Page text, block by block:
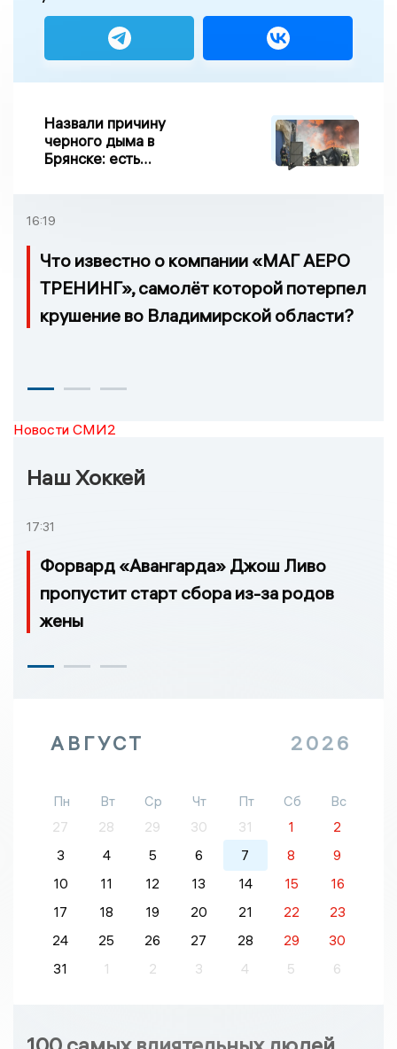
Назвали причину
черного дыма в
Брянске: есть
16:19
Что известно о компании «МАГ АЕРО
ТРЕНИНГ», самолёт которой потерпел
крушение во Владимирской области?
Новости СМИ2
Наш Хоккей
17:31
Форвард «Авангарда» Джош Ливо
пропустит старт сбора из-за родов
жены
АВГУСТ 2026
Пн Вт Ср Чт Пт Сб
Вс
27
28 29 30 31 1
2
3
4 5 6 7 8
9
10
11 12 13 14 15
16
17
18 19 20 21 22
23
24
25 26 27 28 29
30
31
1 2 3 4 5 6